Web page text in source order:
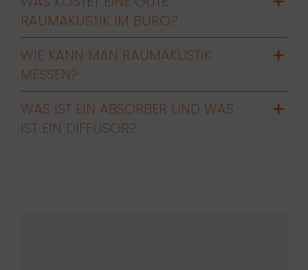
RAUMAKUSTIK IM BÜRO?
WIE KANN MAN RAUMAKUSTIK
MESSEN?
WAS IST EIN ABSORBER UND WAS
IST EIN DIFFUSOR?